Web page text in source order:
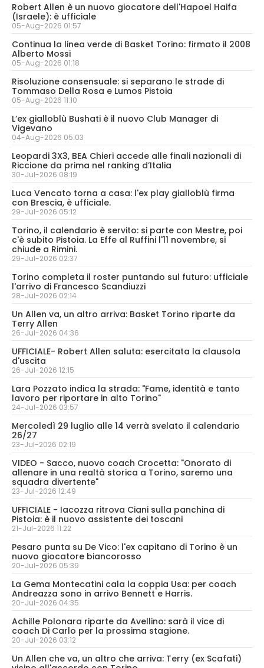
Robert Allen è un nuovo giocatore dell'Hapoel Haifa
(Israele): è ufficiale
05-Aug-2026 01:57
Continua la linea verde di Basket Torino: firmato il 2008
Alberto Mossi
05-Aug-2026 01:18
Risoluzione consensuale: si separano le strade di
Tommaso Della Rosa e Lumos Pistoia
05-Aug-2026 11:10
L’ex gialloblù Bushati è il nuovo Club Manager di
Vigevano
04-Aug-2026 05:03
Leopardi 3X3, BEA Chieri accede alle finali nazionali di
Riccione da prima nel ranking d’Italia
30-Jul-2026 08:19
Luca Vencato torna a casa: l'ex play gialloblù firma
con Brescia, è ufficiale.
29-Jul-2026 05:12
Torino, il calendario è servito: si parte con Mestre, poi
c'è subito Pistoia. La Effe al Ruffini l'11 novembre, si
chiude a Rimini.
29-Jul-2026 02:37
Torino completa il roster puntando sul futuro: ufficiale
l'arrivo di Francesco Scandiuzzi
28-Jul-2026 02:14
Un Allen va, un altro arriva: Basket Torino riparte da
Terry Allen
26-Jul-2026 04:36
UFFICIALE- Robert Allen saluta: esercitata la clausola
d'uscita
26-Jul-2026 12:15
Lara Pozzato indica la strada: "Fame, identità e tanto
lavoro per riportare in alto Torino"
24-Jul-2026 03:57
Mercoledì 29 luglio alle 14 verrà svelato il calendario
26/27
23-Jul-2026 02:19
VIDEO - Sacco, nuovo coach Crocetta: "Onorato di
allenare in una realtà storica a Torino, saremo una
squadra divertente"
23-Jul-2026 12:49
UFFICIALE - Iacozza ritrova Ciani sulla panchina di
Pistoia: è il nuovo assistente dei toscani
21-Jul-2026 11:22
Pesaro punta su De Vico: l'ex capitano di Torino è un
nuovo giocatore biancorosso
20-Jul-2026 05:39
La Gema Montecatini cala la coppia Usa: per coach
Andreazza sono in arrivo Bennett e Harris.
20-Jul-2026 04:35
Achille Polonara riparte da Avellino: sarà il vice di
coach Di Carlo per la prossima stagione.
20-Jul-2026 03:12
Un Allen che va, un altro che arriva: Terry (ex Scafati)